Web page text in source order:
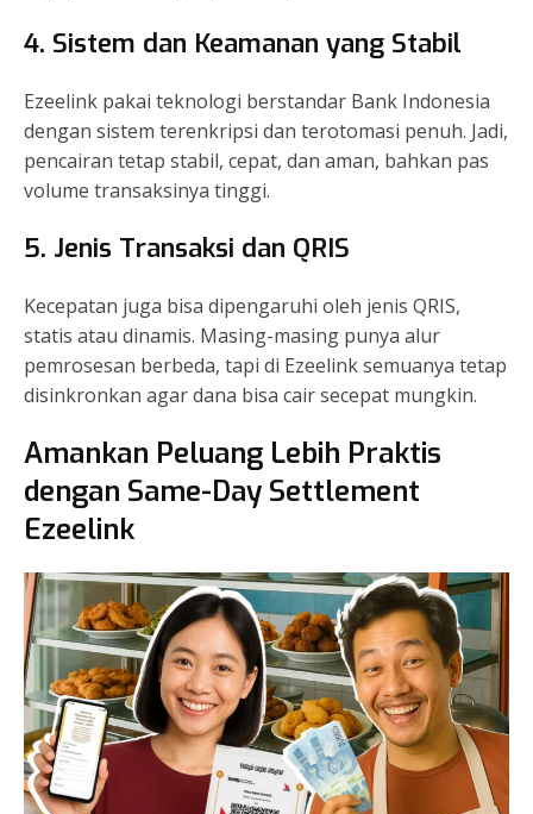
4. Sistem dan Keamanan yang Stabil
Ezeelink pakai teknologi berstandar Bank Indonesia
dengan sistem terenkripsi dan terotomasi penuh. Jadi,
pencairan tetap stabil, cepat, dan aman, bahkan pas
volume transaksinya tinggi.
5. Jenis Transaksi dan QRIS
Kecepatan juga bisa dipengaruhi oleh jenis QRIS,
statis atau dinamis. Masing-masing punya alur
pemrosesan berbeda, tapi di Ezeelink semuanya tetap
disinkronkan agar dana bisa cair secepat mungkin.
Amankan Peluang Lebih Praktis
dengan Same-Day Settlement
Ezeelink